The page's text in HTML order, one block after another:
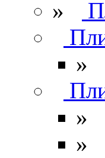
»
»
»
»